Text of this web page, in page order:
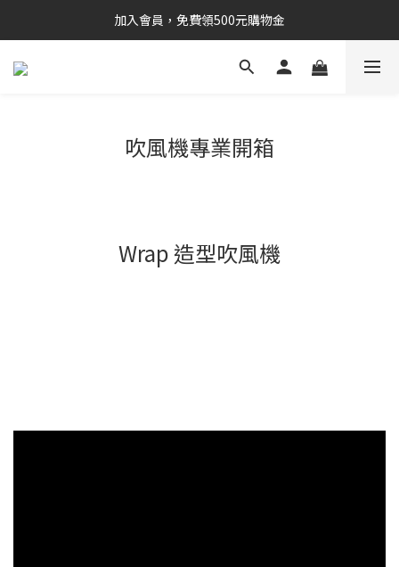
加入會員，免費領500元購物金
吹風機專業開箱
Wrap 造型吹風機